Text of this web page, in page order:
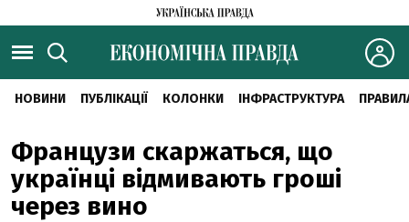
НОВИНИ ПУБЛІКАЦІЇ КОЛОНКИ ІНФРАСТРУКТУРА
Французи скаржаться, що
українці відмивають гроші
через вино